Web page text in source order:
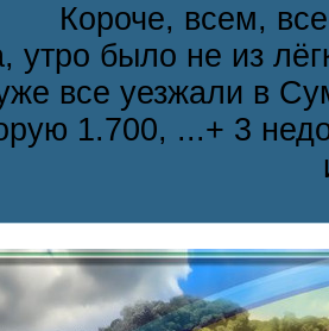
Короче, всем,
утро было не из
все уезжали в
1.700, ...+ 3